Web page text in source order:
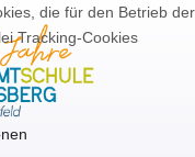
die für den Betrieb der
Tracking-Cookies